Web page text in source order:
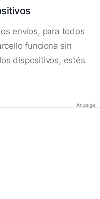
envíos, para todos
funciona sin
dispositivos, estés
Anzeige